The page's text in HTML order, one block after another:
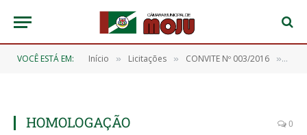
VOCÊ ESTÁ EM: Início » Licitações » CONVITE Nº 003/2016 »
HOMOLOGAÇÃO 0